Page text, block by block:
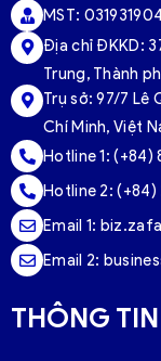
MST:
Địa chỉ ĐKKD:
Trung, Thành
Trụ sở:97/7 Lê
Chí Minh, Việt
Hotline 1:(+84)
Hotline 2:(+84)
Email 1:
Email 2:
THÔNG TIN